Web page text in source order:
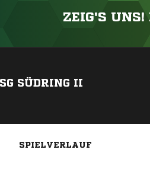
ZEIG'S UNS!
SÜDRING II
SPIELVERLAUF